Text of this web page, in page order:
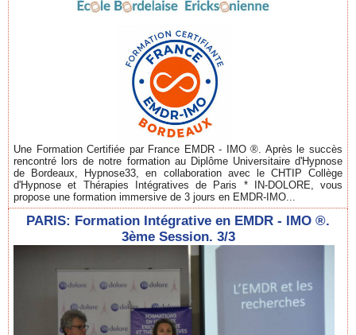
Une Formation Certifiée par France EMDR - IMO ®. Après le succès
rencontré lors de notre formation au Diplôme Universitaire d'Hypnose
de Bordeaux, Hypnose33, en collaboration avec le CHTIP Collège
d'Hypnose et Thérapies Intégratives de Paris * IN-DOLORE, vous
propose une formation immersive de 3 jours en EMDR-IMO...
PARIS: Formation Intégrative en EMDR - IMO ®.
3ème Session. 3/3